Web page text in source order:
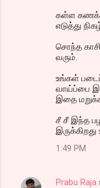
கள்ள
எடுத்து
சொந்த
வரும்.
உங்கள்
வாய்ப்பை
இதை மறுக்க
சீ சீ இந்த
இருக்கிறது
1:49 PM
Prabu Raja